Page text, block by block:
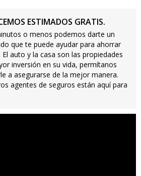
ESTIMADOS GRATIS.
o menos podemos darte un
que te puede ayudar para ahorrar
El auto y la casa son las propiedades
inversión en su vida, permítanos
a asegurarse de la mejor manera.
agentes de seguros están aquí para